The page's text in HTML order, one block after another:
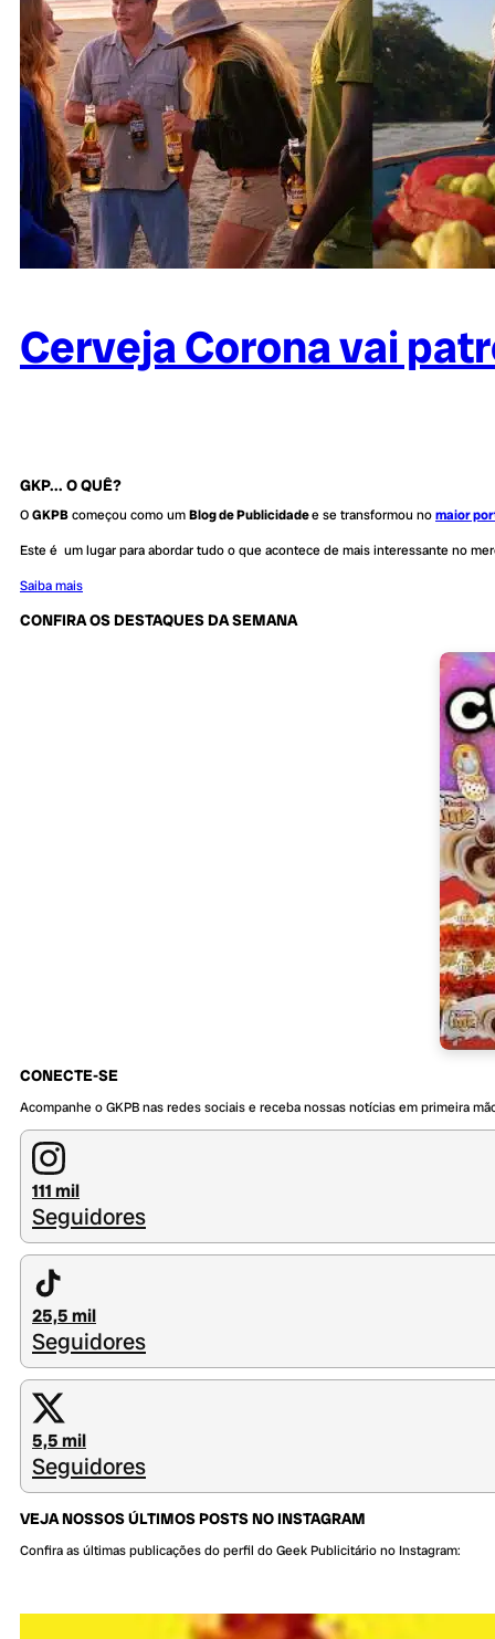
Cerveja Corona vai
GKP... O QUÊ?
OGKPBcomeçou como umBlog de Publicidadee se transformou nomaior
Este é um lugar para abordar tudo o que acontece de mais interessante no
Saiba mais
CONFIRA OS DESTAQUES DA SEMANA
CONECTE-SE
Acompanhe o GKPB nas redes sociais e receba nossas notícias em primeira
111 mil
Seguidores
25,5 mil
Seguidores
5,5 mil
Seguidores
VEJA NOSSOS ÚLTIMOS POSTS NO INSTAGRAM
Confira as últimas publicações do perfil do Geek Publicitário no Instagram: